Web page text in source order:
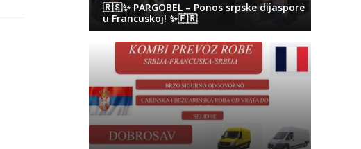
🇷🇸✨ PARGOBEL – Ponos srpske dijaspore
u Francuskoj! ✨🇫🇷